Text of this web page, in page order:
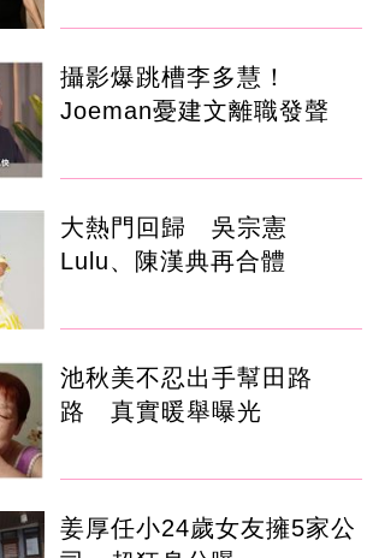
攝影爆跳槽李多慧！
Joeman憂建文離職發聲
大熱門回歸 吳宗憲
Lulu、陳漢典再合體
池秋美不忍出手幫田路
路 真實暖舉曝光
姜厚任小24歲女友擁5家公